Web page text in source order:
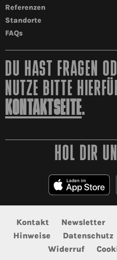
Referenzen
Standorte
FAQs
DU HAST FRAGEN
NUTZE BITTE
KONTAKTSEITE.
HOL DIR
Kontakt Newsletter
Hinweise
Datenschutz
Widerruf